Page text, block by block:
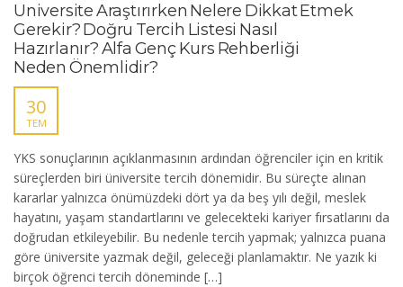
Üniversite Araştırırken Nelere Dikkat Etmek
Gerekir? Doğru Tercih Listesi Nasıl
Hazırlanır? Alfa Genç Kurs Rehberliği
Neden Önemlidir?
30
TEM
YKS sonuçlarının açıklanmasının ardından öğrenciler için en kritik
süreçlerden biri üniversite tercih dönemidir. Bu süreçte alınan
kararlar yalnızca önümüzdeki dört ya da beş yılı değil, meslek
hayatını, yaşam standartlarını ve gelecekteki kariyer fırsatlarını da
doğrudan etkileyebilir. Bu nedenle tercih yapmak; yalnızca puana
göre üniversite yazmak değil, geleceği planlamaktır. Ne yazık ki
birçok öğrenci tercih döneminde […]